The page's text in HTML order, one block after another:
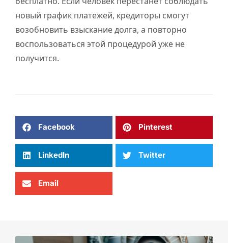
новый график платежей, кредиторы смогут
возобновить взыскание долга, а повторно
воспользоваться этой процедурой уже не
получится.
Facebook Pinterest
LinkedIn Twitter
Email